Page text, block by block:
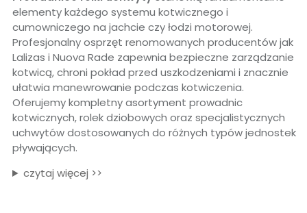
elementy każdego systemu kotwicznego i
cumowniczego na jachcie czy łodzi motorowej.
Profesjonalny osprzęt renomowanych producentów jak
Lalizas i Nuova Rade zapewnia bezpieczne zarządzanie
kotwicą, chroni pokład przed uszkodzeniami i znacznie
ułatwia manewrowanie podczas kotwiczenia.
Oferujemy kompletny asortyment prowadnic
kotwicznych, rolek dziobowych oraz specjalistycznych
uchwytów dostosowanych do różnych typów jednostek
pływających.
czytaj więcej >>